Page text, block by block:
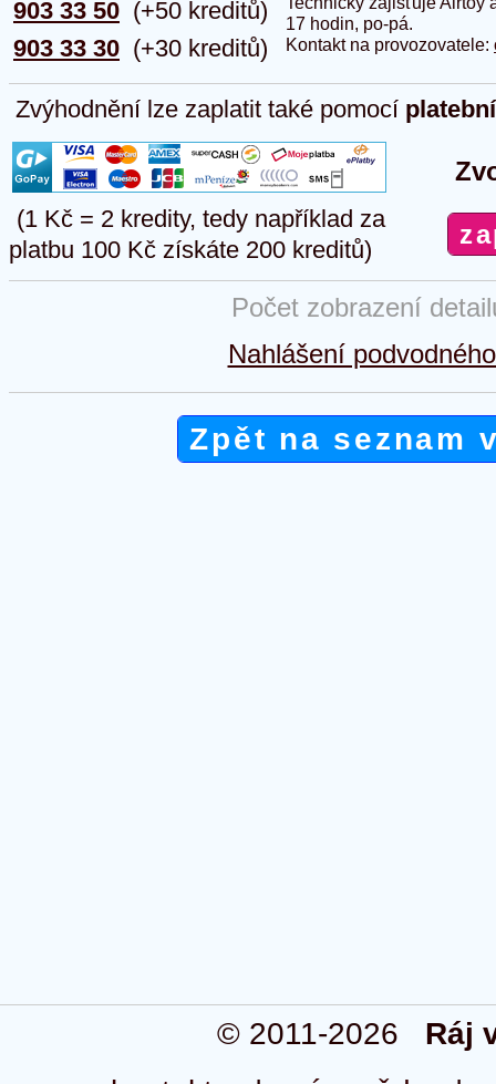
903 33 50
903 33 30
(+50 kreditů)
(+30 kreditů)
17 hodin, po-pá.
Kontakt na provozovatele:
Zvýhodnění lze zaplatit také pomocí
(1 Kč = 2 kredity, tedy například za
platbu 100 Kč získáte 200 kreditů)
Počet zobrazení
Nahlášení
Zpět na seznam
© 2011-2026 Ráj